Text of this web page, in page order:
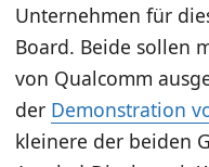
Unternehmen für
Board. Beide sollen
von Qualcomm
der Demonstration
kleinere der beiden